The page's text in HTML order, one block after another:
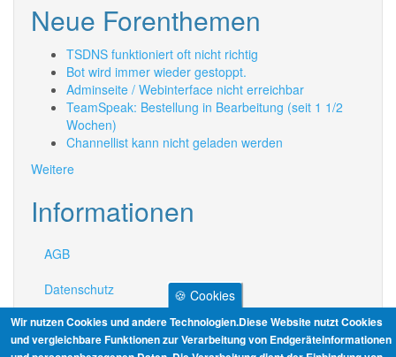
Neue Forenthemen
TSDNS funktioniert oft nicht richtig
Bot wird immer wieder gestoppt.
Adminseite / Webinterface nicht erreichbar
TeamSpeak: Bestellung in Bearbeitung (seit 1 1/2
Wochen)
Channellist kann nicht geladen werden
Weitere
Informationen
AGB
Datenschutz
Impressum
🍪 Cookies
Wir nutzen Cookies und andere Technologien.Diese Website nutzt Cookies
und vergleichbare Funktionen zur Verarbeitung von Endgeräteinformationen